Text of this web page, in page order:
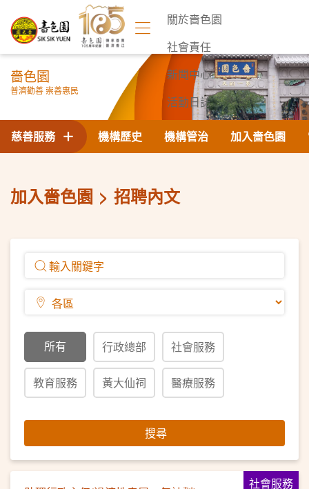
關於嗇色園
社會責任
新聞中心
活動日誌
聯絡我們
嗇色園
普濟勸善 崇善惠民
機構歷史 機構管治 加入嗇色園
慈善服務
加入嗇色園 招聘內文
所有 行政總部 社會服務
教育服務 黃大仙祠 醫療服務
搜尋
社會服務